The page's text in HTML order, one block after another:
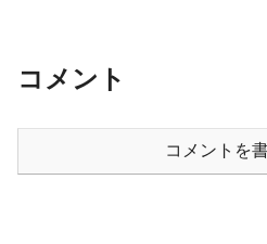
コメント
コメントを